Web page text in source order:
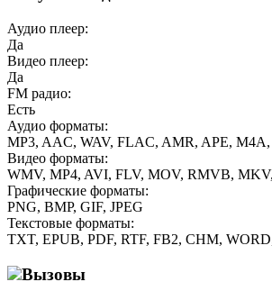
Аудио плеер:
Да
Видео плеер:
Да
FM радио:
Есть
Аудио форматы:
MP3, AAC, WAV, FLAC, AMR, APE,
Видео форматы:
WMV, MP4, AVI, FLV, MOV, RMVB,
Графические форматы:
PNG, BMP, GIF, JPEG
Текстовые форматы:
TXT, EPUB, PDF, RTF, FB2, CHM,
Вызовы